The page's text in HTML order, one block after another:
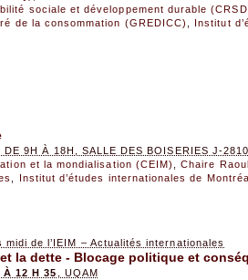
sociale et développement durable
de la consommation (GREDICC)
Institut
DE 9H À 18H, SALLE DES BOISERIES J-
et la mondialisation (CEIM)
,Chaire
Institut d’études internationales de
de l’IEIM – Actualités internationales
la dette - Blocage politique et
À 12 H 35
, UQAM